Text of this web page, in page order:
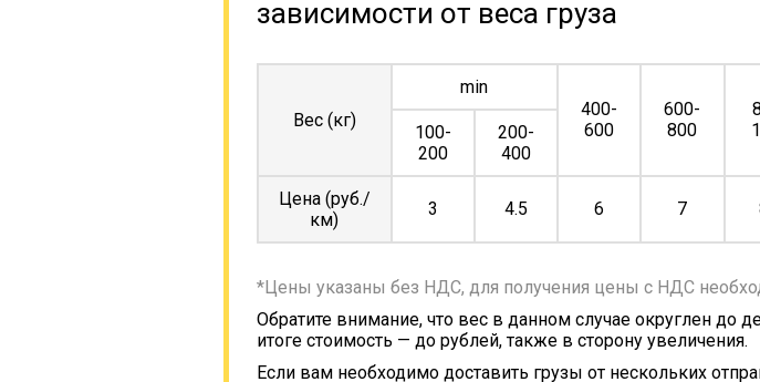
зависимости от веса груза
Вес (кг)
min
400-
600
600-
800
100-
200
200-
400
Цена (руб./
км)
3 4.5 6 7
*Цены указаны без НДС, для получения цены с НДС
Обратите внимание, что вес в данном случае округлен до
итоге стоимость — до рублей, также в сторону увеличения.
Если вам необходимо доставить грузы от нескольких